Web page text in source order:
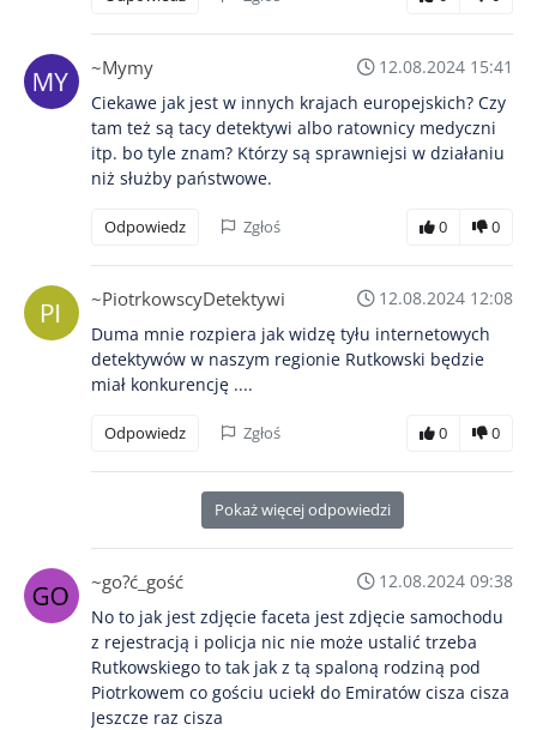
~Mymy
12.08.2024 15:41
Ciekawe jak jest w innych krajach europejskich? Czy
tam też są tacy detektywi albo ratownicy medyczni
itp. bo tyle znam? Którzy są sprawniejsi w działaniu
niż służby państwowe.
Odpowiedz Zgłoś 0 0
~PiotrkowscyDetektywi
12.08.2024 12:08
Duma mnie rozpiera jak widzę tyłu internetowych
detektywów w naszym regionie Rutkowski będzie
miał konkurencję ....
Odpowiedz Zgłoś 0 0
Pokaż więcej odpowiedzi
~go?ć_gość
12.08.2024 09:38
No to jak jest zdjęcie faceta jest zdjęcie samochodu
z rejestracją i policja nic nie może ustalić trzeba
Rutkowskiego to tak jak z tą spaloną rodziną pod
Piotrkowem co gościu uciekł do Emiratów cisza cisza
Jeszcze raz cisza